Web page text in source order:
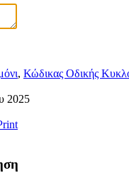
, Κώδικας Οδικής
2025